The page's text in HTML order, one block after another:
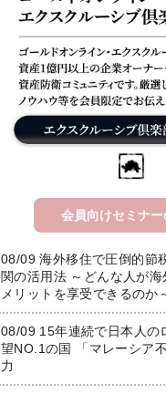
会員向けセミナ
08/09 海外移住で圧倒的節
関の活用法 ～どんな人が
メリットを享受できるのか
08/09 15年連続で日本人の
望NO.1の国 「マレーシア
力